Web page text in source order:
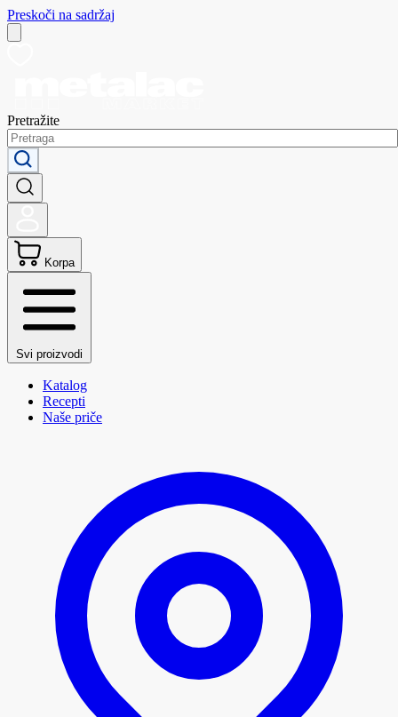
Preskoči na sadržaj
Pretražite
Korpa
Svi proizvodi
Katalog
Recepti
Naše priče